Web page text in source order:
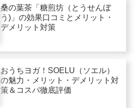
桑の葉茶「糖煎坊（とうせんぼ
う)」の効果口コミとメリット・
デメリット対策
おうちヨガ！SOELU（ソエル）
の魅力・メリット・デメリット対
策＆コスパ徹底評価